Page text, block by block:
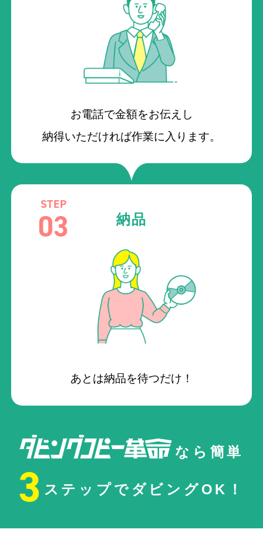
お電話で金額をお伝えし
納得いただければ作業に入ります。
STEP
03 納品
あとは納品を待つだけ！
なら簡単
3 ステップでダビングOK！